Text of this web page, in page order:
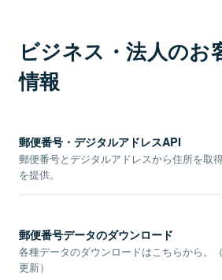
ビジネス・法人のお
情報
郵便番号・デジタルアドレスAPI
郵便番号とデジタルアドレスから住所を取
を提供。
郵便番号データのダウンロード
各種データのダウンロードはこちらから。
更新）